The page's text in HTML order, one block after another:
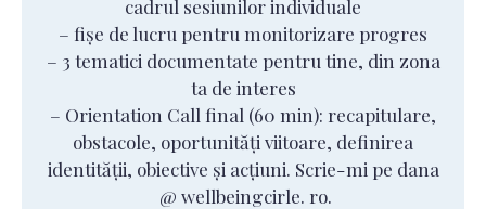
cadrul sesiunilor individuale
– fișe de lucru pentru monitorizare progres
– 3 tematici documentate pentru tine, din zona
ta de interes
– Orientation Call final (60 min): recapitulare,
obstacole, oportunități viitoare, definirea
identității, obiective și acțiuni. Scrie-mi pe dana
@ wellbeingcirle. ro.